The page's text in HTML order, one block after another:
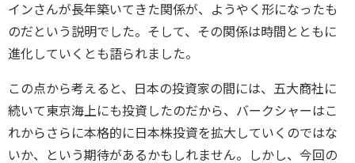
インさんが長年築いてきた関係が、ようやく形になったも
のだという説明でした。そして、その関係は時間とともに
進化していくとも語られました。
この点から考えると、日本の投資家の間には、五大商社に
続いて東京海上にも投資したのだから、バークシャーはこ
れからさらに本格的に日本株投資を拡大していくのではな
いか、という期待があるかもしれません。しかし、今回の